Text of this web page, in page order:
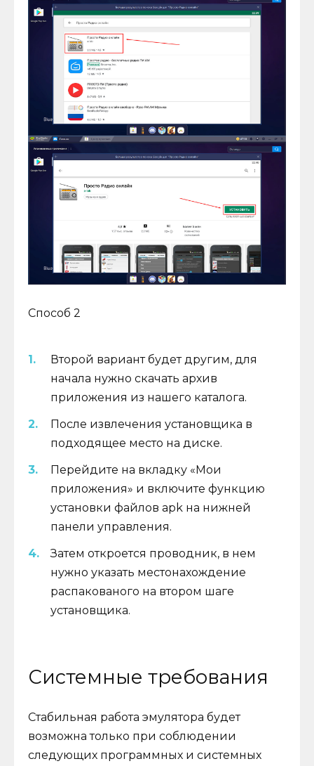
Способ 2
Второй вариант будет другим, для
начала нужно скачать архив
приложения из нашего каталога.
После извлечения установщика в
подходящее место на диске.
Перейдите на вкладку «Мои
приложения» и включите функцию
установки файлов apk на нижней
панели управления.
Затем откроется проводник, в нем
нужно указать местонахождение
распакованого на втором шаге
установщика.
Системные требования
Стабильная работа эмулятора будет
возможна только при соблюдении
следующих программных и системных